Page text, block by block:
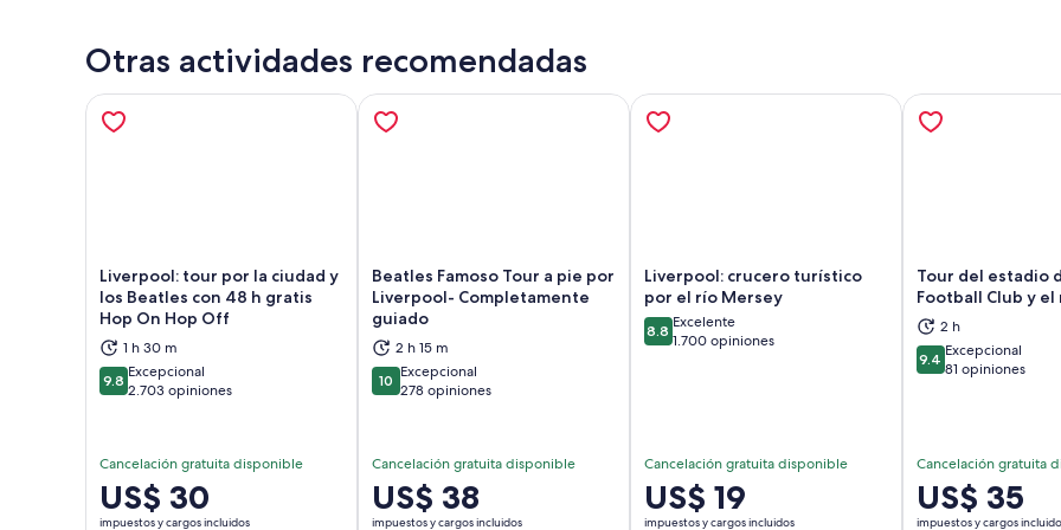
Otras actividades recomendadas
Liverpool: tour por la ciudad y
los Beatles con 48 h gratis
Hop On Hop Off
1 h 30 m
9.89.8 de 10
Excepcional
2.703 opiniones
Cancelación gratuita disponible
El
precio
US$ 30
impuestos y cargos incluidos
Se abrirá en una nueva pestaña
Beatles Famoso Tour a pie por
Liverpool- Completamente
guiado
2 h 15 m
1010 de 10
Excepcional
278 opiniones
Cancelación gratuita disponible
El
precio
US$ 38
impuestos y cargos incluidos
Se abrirá en una nueva pestaña
Liverpool: crucero turístico
por el río Mersey
8.88.8 de 10
Excelente
1.700 opiniones
Cancelación gratuita disponible
El
precio
US$ 19
impuestos y cargos incluidos
Se abrirá en una nueva pestaña
Tour del estadio
Football Club y el
2 h
9.49.4 de 10
Excepcional
81 opiniones
Cancelación gratuita
El
precio
US$ 35
impuestos y cargos